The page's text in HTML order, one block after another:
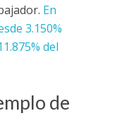
En
3.150%
del
de